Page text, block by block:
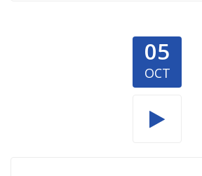
05
OCT